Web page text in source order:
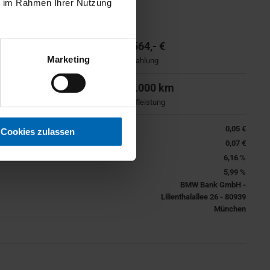
Rahmen Ihrer Nutzung
Marketing
Cookies zulassen
9.564,- €
Anzahlung
30.000 km
Laufleistung
0,05 €
0,07 €
6,16 %
5,99 %
BMW Bank GmbH -
Lilienthalallee 26 - 80939
München